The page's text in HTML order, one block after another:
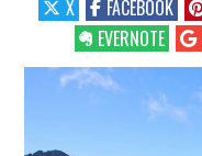
X
FACEBOOK
EVERNOTE